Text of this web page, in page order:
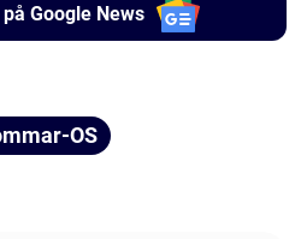
Google News
OS